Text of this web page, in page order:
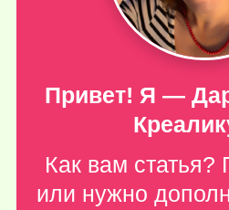
Привет! Я —
Как вам статья?
или нужно